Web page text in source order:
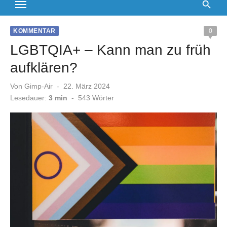
KOMMENTAR 0
LGBTQIA+ – Kann man zu früh
aufklären?
Von Gimp-Air
Veröffentlicht
am
22. März 2024
Lesedauer: 3 min - 543 Wörter